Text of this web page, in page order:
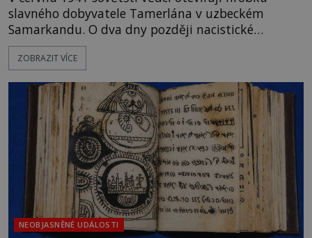
slavného dobyvatele Tamerlána v uzbeckém
Samarkandu. O dva dny později nacistické
Německo zahajuje operaci Barbarossa a napadá
Sovětský svaz. Shoda dat je natolik zarážející, že se
na legendě něco pravdy, nebo jde jen o fascinující
souhru okolností? Když antropolog Michail
Gerasimov (1907-1970) a
ZOBRAZIT VÍCE
NEOBJASNĚNÉ UDÁLOSTI